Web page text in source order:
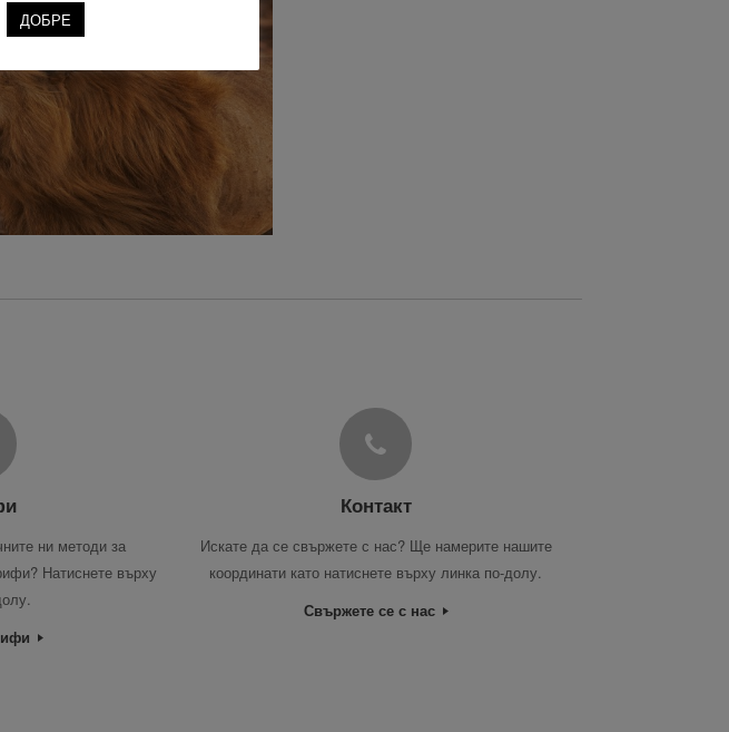
ни методи за
Натиснете върху
Контакт
Искате да се свържете с нас? Ще намерите нашите
координати като натиснете върху линка по-долу.
Свържете се с нас
ДОБРЕ